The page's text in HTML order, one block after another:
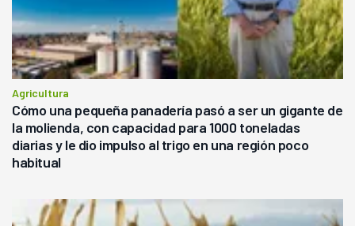
Agricultura
Cómo una pequeña panadería pasó a ser un gigante de
la molienda, con capacidad para 1000 toneladas
diarias y le dio impulso al trigo en una región poco
habitual